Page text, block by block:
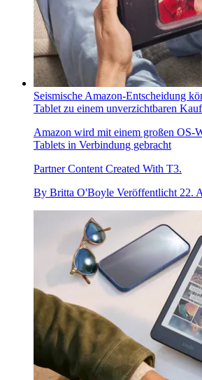
Seismische Amazon-Entscheidung
Tablet zu einem unverzichtbaren
Amazon wird mit einem großen OS-
Tablets in Verbindung gebracht
Partner Content Created With T3.
By Britta O'Boyle Veröffentlicht 22.